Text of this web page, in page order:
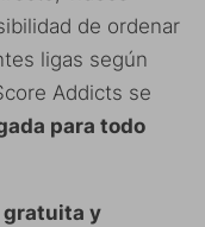
de ordenar
ligas según
Addicts se
para todo
gratuita y